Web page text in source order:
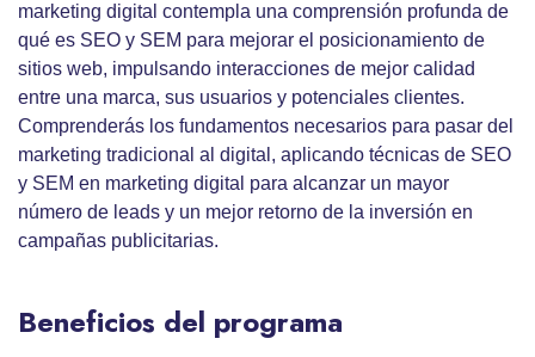
marketing digital contempla una comprensión profunda de
qué es SEO y SEM para mejorar el posicionamiento de
sitios web, impulsando interacciones de mejor calidad
entre una marca, sus usuarios y potenciales clientes.
Comprenderás los fundamentos necesarios para pasar del
marketing tradicional al digital, aplicando técnicas de SEO
y SEM en marketing digital para alcanzar un mayor
número de leads y un mejor retorno de la inversión en
campañas publicitarias.
Beneficios del programa